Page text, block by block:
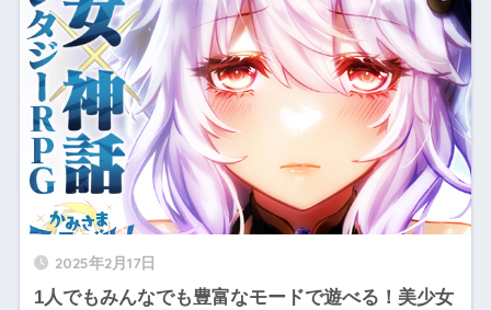
2025年2月17日
1人でもみんなでも豊富なモードで遊べる！美少女